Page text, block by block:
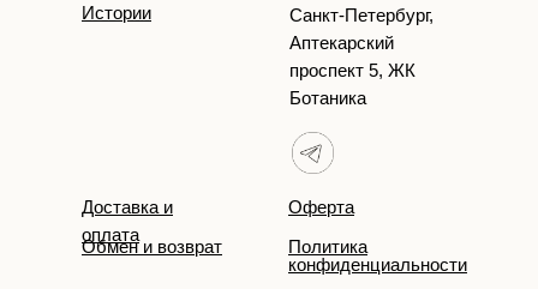
Доставка и
оплата
Санкт-Петербург,
Аптекарский
проспект 5, ЖК
Ботаника
Обмен и возврат
Оферта
Политика
конфиденциальности
Истории